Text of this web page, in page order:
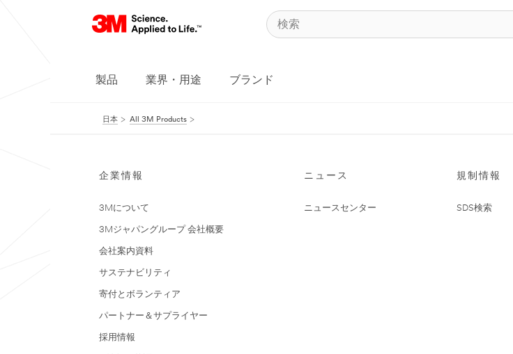
製品 業界・用途 ブランド
日本 All 3M Products
企業情報
3Mについて
3Mジャパングループ 会社概要
会社案内資料
サステナビリティ
寄付とボランティア
パートナー＆サプライヤー
採用情報
ニュース
ニュースセンター
規制情報
SDS検索